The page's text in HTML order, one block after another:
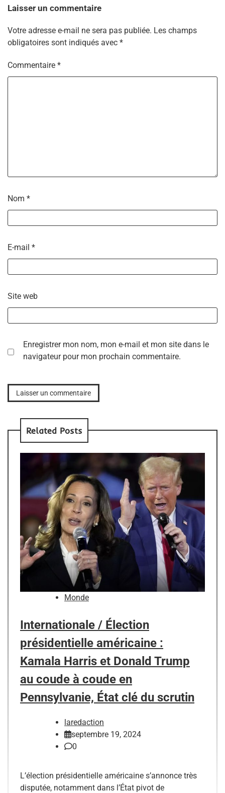
Laisser un commentaire
Votre adresse e-mail ne sera pas publiée. Les champs
obligatoires sont indiqués avec *
Commentaire *
Nom *
E-mail *
Site web
Enregistrer mon nom, mon e-mail et mon site dans le
navigateur pour mon prochain commentaire.
Related Posts
Monde
Internationale / Élection
présidentielle américaine :
Kamala Harris et Donald Trump
au coude à coude en
Pennsylvanie, État clé du scrutin
laredaction
septembre 19, 2024
0
L’élection présidentielle américaine s’annonce très
disputée, notamment dans l’État pivot de